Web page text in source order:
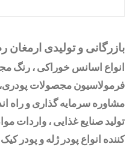
بازرگانی و تولیدی
انواع اسانس خوراکی ، رنگ
فرمولاسیون مجصولات پودری،
مشاوره سرمایه گذاری و راه
تولید صنایع غذایی ، واردات
کننده انواع پودر ژله و پودر